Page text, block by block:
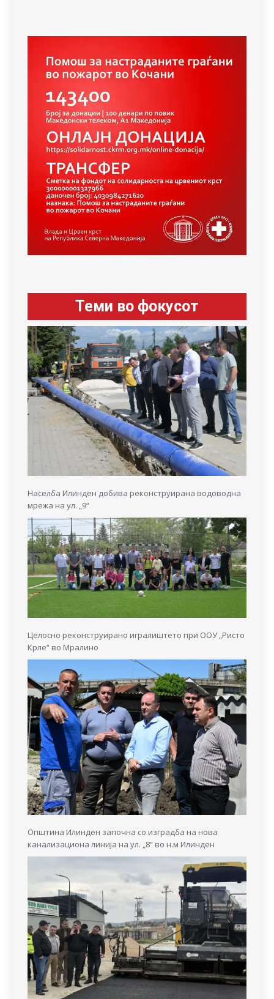
Теми во фокусот
Населба Илинден добива реконструирана водоводна
мрежа на ул. „9“
Целосно реконструирано игралиштето при ООУ „Ристо
Крле“ во Мралино
Општина Илинден започна со изградба на нова
канализациона линија на ул. „8“ во н.м Илинден